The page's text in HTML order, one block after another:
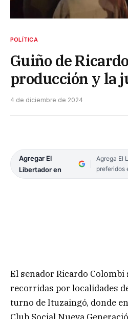
POLÍTICA
Guiño de
producción y la
4 de diciembre de 2024
Agregar El
Libertador en
Agrega El
preferidos
El senador Ricardo Colombi
recorridas por localidades
turno de Ituzaingó, donde